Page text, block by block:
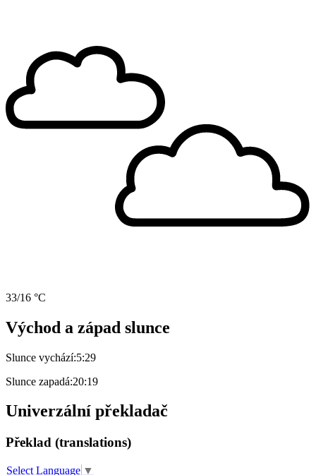
33/16 °C
Východ a západ slunce
Slunce vychází:5:29
Slunce zapadá:20:19
Univerzální překladač
Překlad (translations)
Select Language ▼